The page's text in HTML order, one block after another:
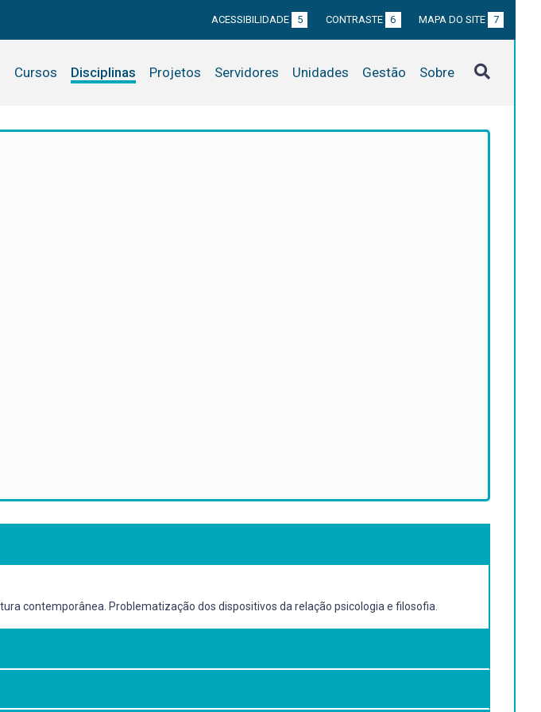
ACESSIBILIDADE 5 CONTRASTE 6 MAPA DO SITE 7
Cursos Disciplinas Projetos Servidores Unidades Gestão Sobre
contemporânea. Problematização dos dispositivos da relação psicologia e filosofia.